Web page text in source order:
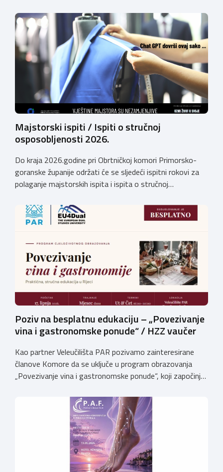
Majstorski ispiti / Ispiti o stručnoj
osposobljenosti 2026.
Do kraja 2026.godine pri Obrtničkoj komori Primorsko-
goranske županije održati će se sljedeći ispitni rokovi za
polaganje majstorskih ispita i ispita o stručnoj
prosinac 2026. Pri Obrtničkoj komori Primorsko-goranske
županije djeluju Komisije za polaganje majstorskih ispita
potrebno je priložiti: Potvrdu o radnom iskustvu […]
Poziv na besplatnu edukaciju – „Povezivanje
vina i gastronomske ponude“ / HZZ vaučer
Kao partner Veleučilišta PAR pozivamo zainteresirane
članove Komore da se uključe u program obrazovanja
„Povezivanje vina i gastronomske ponude“, koji započinje
PAR.Voditelj programa je dr. sc. Slobodan Ivanović,
profesor emeritus. Posebno ističemo kako je program za
sve polaznike potpuno besplatan, budući da se financira